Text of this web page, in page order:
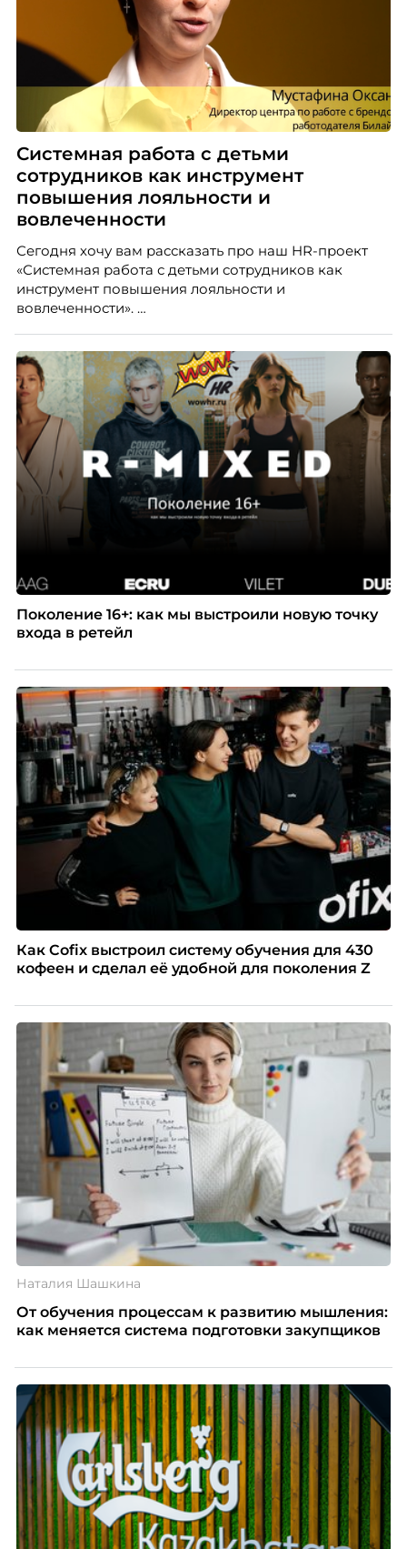
Системная работа с детьми
сотрудников как инструмент
повышения лояльности и
вовлеченности
Сегодня хочу вам рассказать про наш HR-проект
«Системная работа с детьми сотрудников как
инструмент повышения лояльности и
вовлеченности».
Поколение 16+: как мы выстроили новую точку
входа в ретейл
Как Cofix выстроил систему обучения для 430
кофеен и сделал её удобной для поколения Z
Наталия Шашкина
От обучения процессам к развитию мышления:
как меняется система подготовки закупщиков